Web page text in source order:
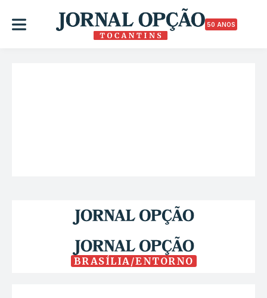
50 ANOS
BRASÍLIA/ENTORNO